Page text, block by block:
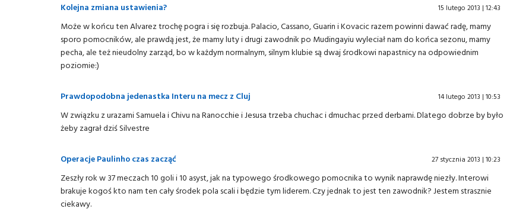
Kolejna zmiana ustawienia? 15 lutego 2013 | 12:43
Może w końcu ten Alvarez trochę pogra i się rozbuja. Palacio, Cassano, Guarin i Kovacic razem powinni dawać radę, mamy
sporo pomocników, ale prawdą jest, że mamy luty i drugi zawodnik po Mudingayiu wyleciał nam do końca sezonu, mamy
pecha, ale też nieudolny zarząd, bo w każdym normalnym, silnym klubie są dwaj środkowi napastnicy na odpowiednim
poziomie:)
Prawdopodobna jedenastka Interu na mecz z Cluj 14 lutego 2013 | 10:53
W związku z urazami Samuela i Chivu na Ranocchie i Jesusa trzeba chuchac i dmuchac przed derbami. Dlatego dobrze by było
żeby zagrał dziś Silvestre
Operacje Paulinho czas zacząć 27 stycznia 2013 | 10:23
Zeszły rok w 37 meczach 10 goli i 10 asyst, jak na typowego środkowego pomocnika to wynik naprawdę niezły. Interowi
brakuje kogoś kto nam ten cały środek pola scali i będzie tym liderem. Czy jednak to jest ten zawodnik? Jestem strasznie
ciekawy.